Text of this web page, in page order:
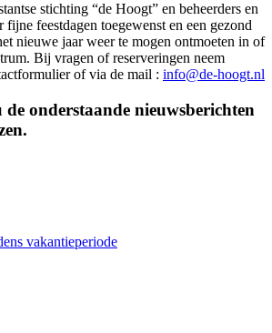
stichting “de Hoogt” en beheerders en
fijne feestdagen toegewenst en een gezond
nieuwe jaar weer te mogen ontmoeten in of
Bij vragen of reserveringen neem
of via de mail : info@de-hoogt.nl
onderstaande nieuwsberichten
vakantieperiode